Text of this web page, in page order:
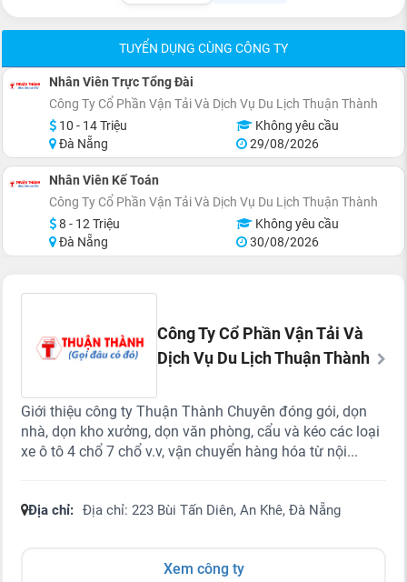
TUYỂN DỤNG CÙNG CÔNG TY
Nhân Viên Trực Tổng Đài
Công Ty Cổ Phần Vận Tải Và Dịch Vụ Du Lịch Thuận Thành
10 - 14 Triệu
Không yêu cầu
Đà Nẵng
29/08/2026
Nhân Viên Kế Toán
Công Ty Cổ Phần Vận Tải Và Dịch Vụ Du Lịch Thuận Thành
8 - 12 Triệu
Không yêu cầu
Đà Nẵng
30/08/2026
Công Ty Cổ Phần Vận Tải Và
Dịch Vụ Du Lịch Thuận Thành
Giới thiệu công ty Thuận Thành Chuyên đóng gói, dọn
nhà, dọn kho xưởng, dọn văn phòng, cẩu và kéo các loại
xe ô tô 4 chổ 7 chổ v.v, vận chuyển hàng hóa từ nội...
Địa chỉ: Địa chỉ: 223 Bùi Tấn Diên, An Khê, Đà Nẵng
Xem công ty